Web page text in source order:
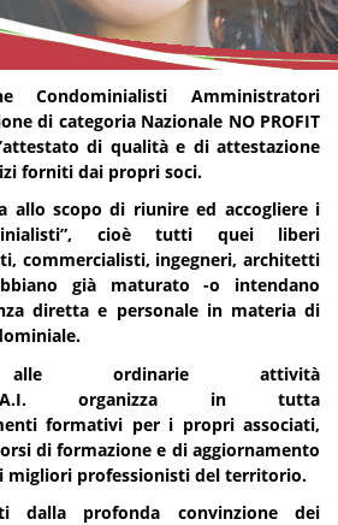
Condominialisti Amministratori
di categoria Nazionale NO PROFIT
di qualità e di attestazione
forniti dai propri soci.
allo scopo di riunire ed accogliere i
cioè tutti quei liberi
commercialisti, ingegneri, architetti
già maturato -o intendano
diretta e personale in materia di
alle ordinarie attività
organizza in tutta
formativi per i propri associati,
di formazione e di aggiornamento
migliori professionisti del territorio.
dalla profonda convinzione dei